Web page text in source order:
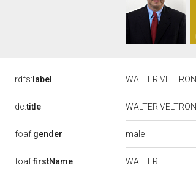
rdfs: label WALTER VELTRONI
dc:title WALTER VELTRONI
foaf:gender male
foaf:firstName WALTER